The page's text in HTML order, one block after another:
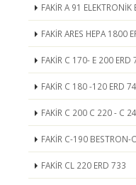
FAKİR A 91 ELEKTRONİK
FAKİR ARES HEPA 1800
FAKİR C 170- E 200 ERD
FAKİR C 180 -120 ERD
FAKİR C 200 C 220 - C
FAKİR C-190 BESTRON-
FAKİR CL 220 ERD 733